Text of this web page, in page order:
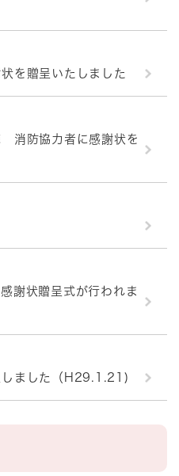
を贈呈いたしました
消防協力者に感謝状を
謝状贈呈式が行われま
しました（H29.1.21)